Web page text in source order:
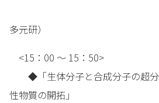
中川 勝 教授
多元研）
<15：00 ～ 15：50>
◆「生体分子と合成分子の超分
性物質の開拓」